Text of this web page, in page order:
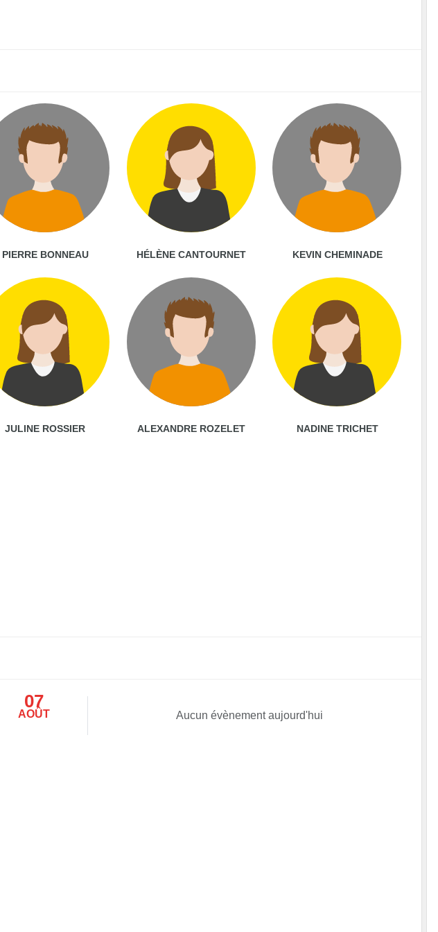
PIERRE BONNEAU HÉLÈNE CANTOURNET KEVIN CHEMINADE
JULINE ROSSIER ALEXANDRE ROZELET NADINE TRICHET
07
AOÛT Aucun évènement aujourd'hui